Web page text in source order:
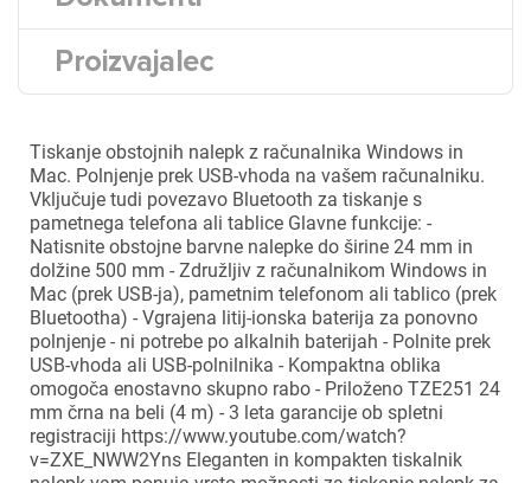
Proizvajalec
Tiskanje obstojnih nalepk z računalnika Windows in
Mac. Polnjenje prek USB-vhoda na vašem računalniku.
Vključuje tudi povezavo Bluetooth za tiskanje s
pametnega telefona ali tablice Glavne funkcije: -
Natisnite obstojne barvne nalepke do širine 24 mm in
dolžine 500 mm - Združljiv z računalnikom Windows in
Mac (prek USB-ja), pametnim telefonom ali tablico (prek
Bluetootha) - Vgrajena litij-ionska baterija za ponovno
polnjenje - ni potrebe po alkalnih baterijah - Polnite prek
USB-vhoda ali USB-polnilnika - Kompaktna oblika
omogoča enostavno skupno rabo - Priloženo TZE251 24
mm črna na beli (4 m) - 3 leta garancije ob spletni
registraciji https://www.youtube.com/watch?
v=ZXE_NWW2Yns Eleganten in kompakten tiskalnik